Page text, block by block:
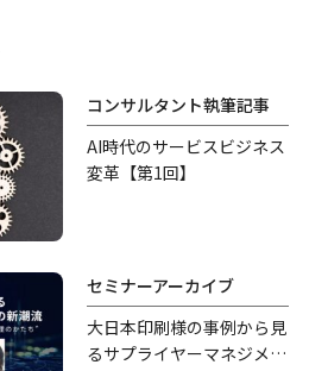
コンサルタント執筆記事
AI時代のサービスビジネス
変革【第1回】
セミナーアーカイブ
大日本印刷様の事例から見
るサプライヤーマネジメン